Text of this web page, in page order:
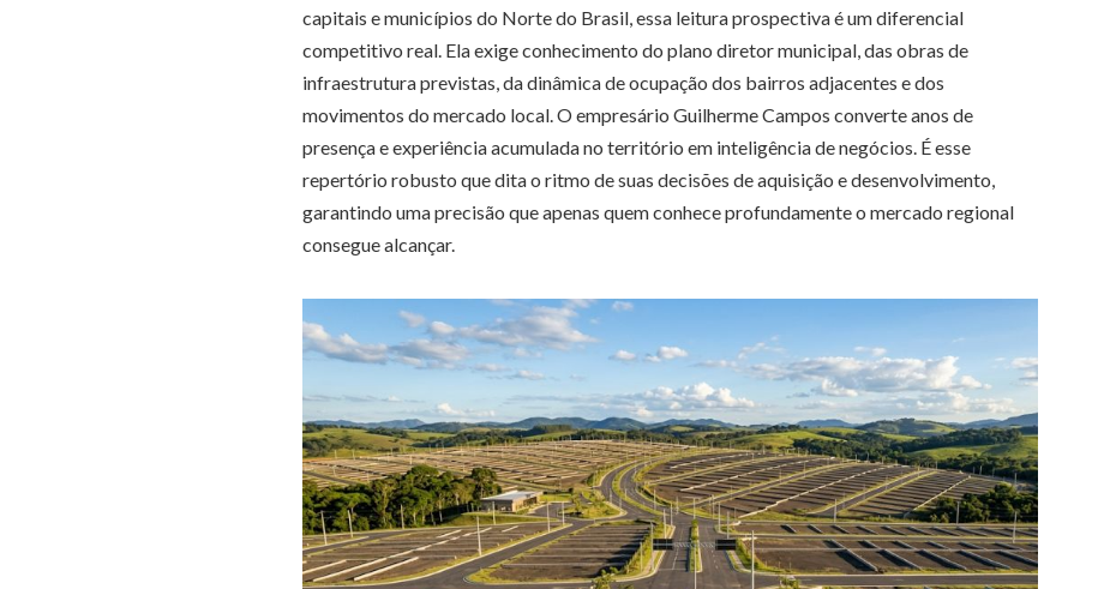
capitais e municípios do Norte do Brasil, essa leitura prospectiva é um diferencial
competitivo real. Ela exige conhecimento do plano diretor municipal, das obras de
infraestrutura previstas, da dinâmica de ocupação dos bairros adjacentes e dos
movimentos do mercado local. O empresário Guilherme Campos converte anos de
presença e experiência acumulada no território em inteligência de negócios. É esse
repertório robusto que dita o ritmo de suas decisões de aquisição e desenvolvimento,
garantindo uma precisão que apenas quem conhece profundamente o mercado regional
consegue alcançar.